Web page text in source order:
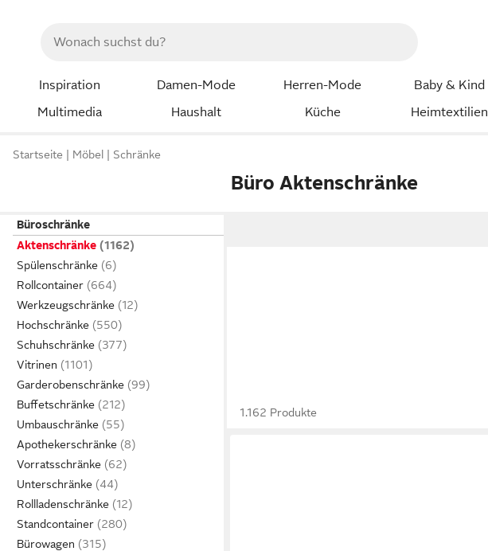
Inspiration Damen-Mode Herren-Mode Baby & Kind
Multimedia
Haushalt Küche Heimtextilien
Startseite Möbel Schränke
Büro Aktenschränke
Büroschränke
Aktenschränke
Spülenschränke
Rollcontainer
Werkzeugschränke
Hochschränke
Schuhschränke
Vitrinen
Garderobenschränke
Buffetschränke
Umbauschränke
Apothekerschränke
Vorratsschränke
Unterschränke
Rollladenschränke
Standcontainer
Bürowagen
1.162 Produkte